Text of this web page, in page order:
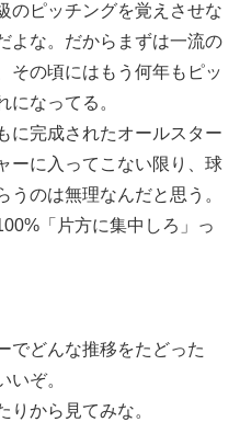
のピッチングを覚えさせな
よな。だからまずは一流の
その頃にはもう何年もピッ
になってる。
に完成されたオールスター
ーに入ってこない限り、球
うのは無理なんだと思う。
「片方に集中しろ」っ
でどんな推移をたどった
いぞ。
りから見てみな。